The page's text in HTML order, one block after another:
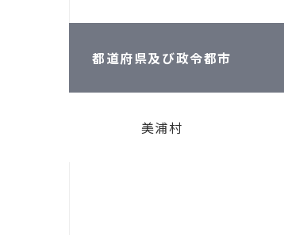
都道府県及び政令都市
美浦村